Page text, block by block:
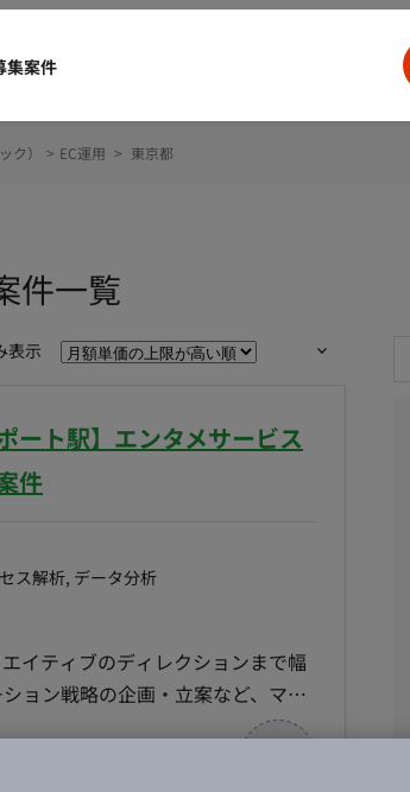
集案件
件一覧
表示
ート駅】エンタメサービス
件
ス解析, データ分析
イティブのディレクションまで幅
ョン戦略の企画・立案など、マー
引していただくことを期待してい
ク） > EC運用 > 東京都